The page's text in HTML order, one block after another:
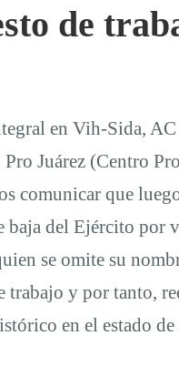
de
en Vih-Sida,
Juárez (Centro
comunicar que
baja del Ejército por
se omite su
y por tanto,
en el estado de